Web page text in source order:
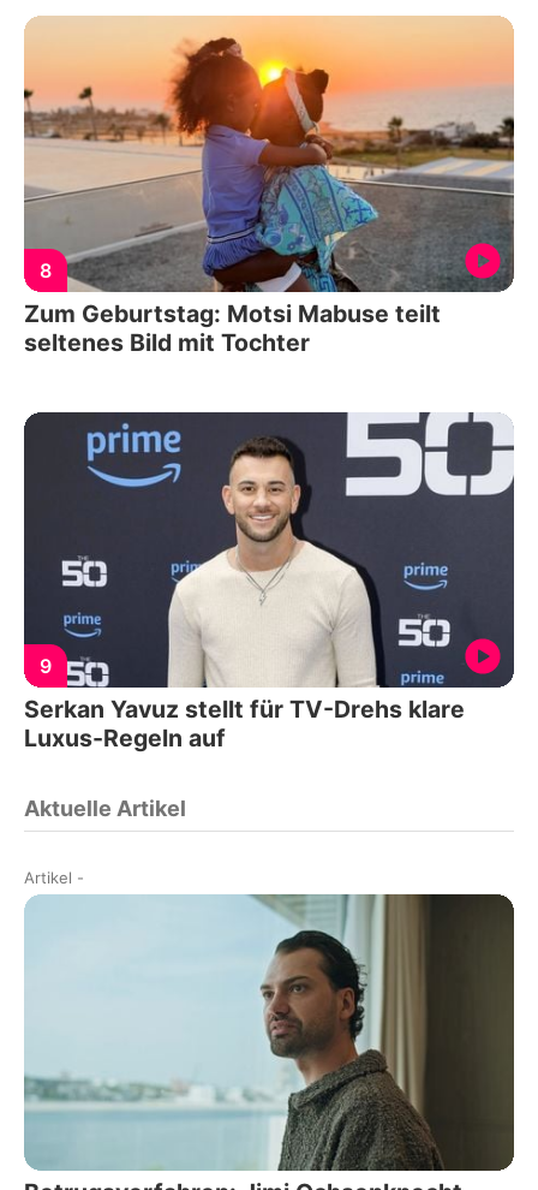
8
Zum Geburtstag: Motsi Mabuse teilt
seltenes Bild mit Tochter
9
Serkan Yavuz stellt für TV-Drehs klare
Luxus-Regeln auf
Aktuelle Artikel
Artikel -